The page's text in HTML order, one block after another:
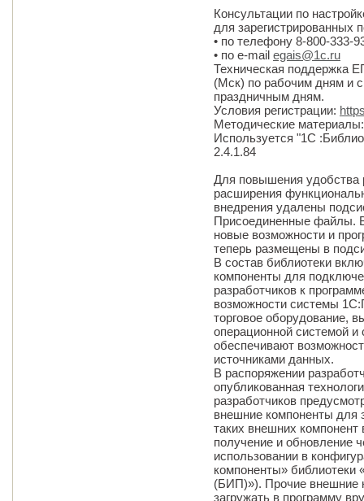
Консультации по
для зарегистрированных
• по телефону 8-800-333-
• по e-mail egais@1c.ru
Техническая поддержка
(Мск) по рабочим дням и
праздничным дням.
Условия регистрации:
Методические
Используется "1C
2.4.1.84
Для повышения
расширения
внедрения удалены
Присоединенные файлы.
новые возможности и
теперь размещены в
В состав библиотеки
компоненты для
разработчиков к
возможности системы
торговое оборудование,
операционной системой
обеспечивают
источниками данных.
В распоряжении
опубликованная
разработчиков
внешние компоненты для
таких внешних компонент
получение и обновление
использовании в
компоненты» библиотеки
(БИП)»). Прочие внешние
загружать в программу